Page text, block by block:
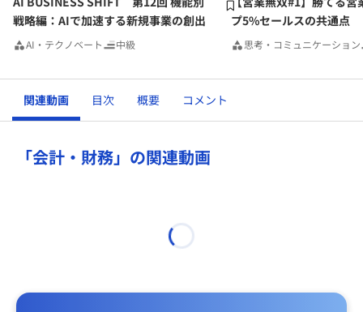
戦略編：AIで加速する新規事業の創出
AI・テクノベート 中級
プ5%セールスの共通点
思考・コミュニケーション
関連動画 目次 概要 コメント
「会計・財務」の関連動画